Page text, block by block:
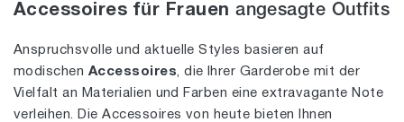
Accessoires für Frauen angesagte Outfits
Anspruchsvolle und aktuelle Styles basieren auf
modischen Accessoires, die Ihrer Garderobe mit der
Vielfalt an Materialien und Farben eine extravagante Note
verleihen. Die Accessoires von heute bieten Ihnen